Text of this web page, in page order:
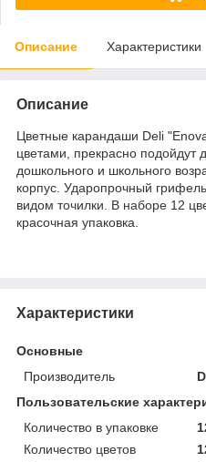
Описание Характеристики
Описание
Цветные карандаши Deli
цветами, прекрасно подойдут
дошкольного и школьного
корпус. Ударопрочный
видом точилки. В наборе 12
красочная упаковка.
Характеристики
Основные
Производитель
Пользовательские
Количество в упаковке
Количество цветов